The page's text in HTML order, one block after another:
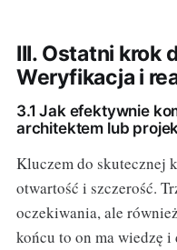
III. Ostatni krok
Weryfikacja i
3.1 Jak efektywnie
architektem lub
Kluczem do skutecznej
otwartość i szczerość.
oczekiwania, ale
końcu to on ma wiedzę